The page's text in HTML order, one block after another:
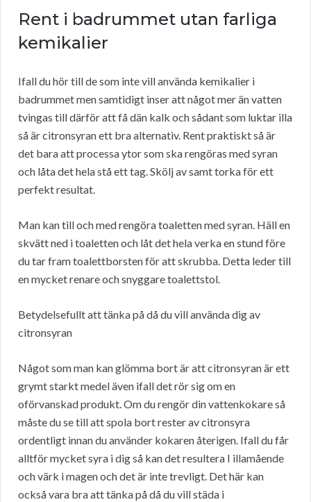
Rent i badrummet utan farliga
kemikalier
Ifall du hör till de som inte vill använda kemikalier i
badrummet men samtidigt inser att något mer än vatten
tvingas till därför att få dän kalk och sådant som luktar illa
så är citronsyran ett bra alternativ. Rent praktiskt så är
det bara att processa ytor som ska rengöras med syran
och låta det hela stå ett tag. Skölj av samt torka för ett
perfekt resultat.
Man kan till och med rengöra toaletten med syran. Häll en
skvätt ned i toaletten och låt det hela verka en stund före
du tar fram toalettborsten för att skrubba. Detta leder till
en mycket renare och snyggare toalettstol.
Betydelsefullt att tänka på då du vill använda dig av
citronsyran
Något som man kan glömma bort är att citronsyran är ett
grymt starkt medel även ifall det rör sig om en
oförvanskad produkt. Om du rengör din vattenkokare så
måste du se till att spola bort rester av citronsyra
ordentligt innan du använder kokaren återigen. Ifall du får
alltför mycket syra i dig så kan det resultera I illamående
och värk i magen och det är inte trevligt. Det här kan
också vara bra att tänka på då du vill städa i